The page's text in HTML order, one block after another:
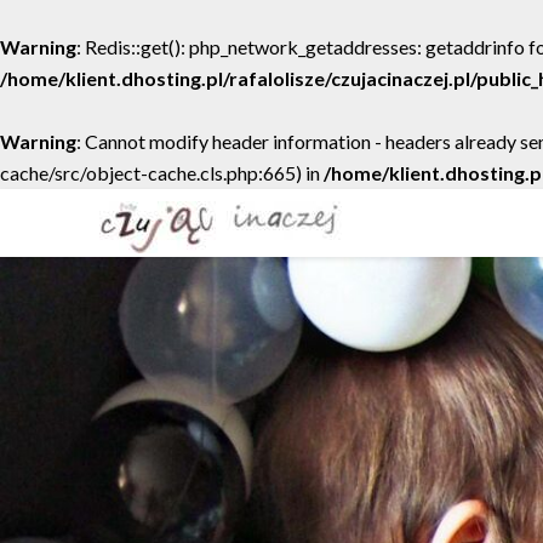
Warning: Redis::get(): php_network_getaddresses: getaddrinfo
/home/klient.dhosting.pl/rafalolisze/czujacinaczej.pl/
Warning: Cannot modify header information - headers already
cache/src/object-cache.cls.php:665) in/home/